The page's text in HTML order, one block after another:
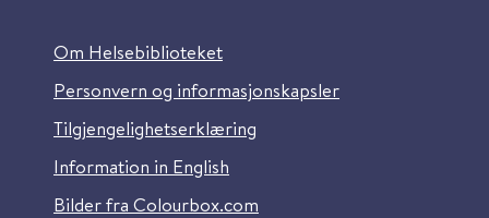
Om Helsebiblioteket
Personvern og informasjonskapsler
Tilgjengelighetserklæring
Information in English
Bilder fra Colourbox.com